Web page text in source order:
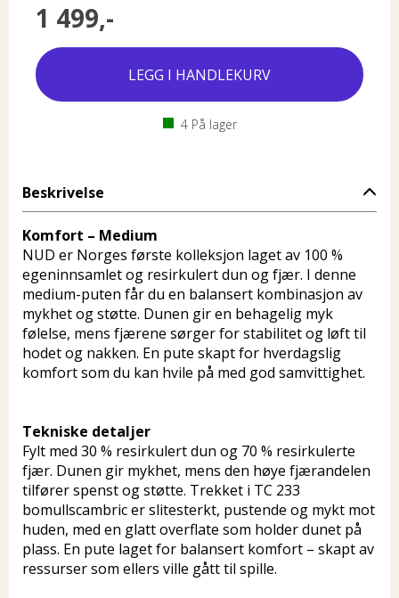
1 499,-
4På lager
Beskrivelse
Komfort – Medium
NUD er Norges første kolleksjon laget av 100 %
egeninnsamlet og resirkulert dun og fjær. I denne
medium-puten får du en balansert kombinasjon av
mykhet og støtte. Dunen gir en behagelig myk
følelse, mens fjærene sørger for stabilitet og løft til
hodet og nakken. En pute skapt for hverdagslig
komfort som du kan hvile på med god samvittighet.
Tekniske detaljer
Fylt med 30 % resirkulert dun og 70 % resirkulerte
fjær. Dunen gir mykhet, mens den høye fjærandelen
tilfører spenst og støtte. Trekket i TC 233
bomullscambric er slitesterkt, pustende og mykt mot
huden, med en glatt overflate som holder dunet på
plass. En pute laget for balansert komfort – skapt av
ressurser som ellers ville gått til spille.